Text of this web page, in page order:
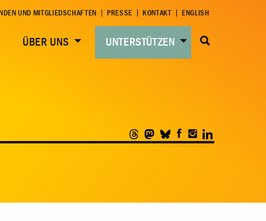
UND MITGLIEDSCHAFTEN PRESSE KONTAKT ENGLISH
ÜBER UNS UNTERSTÜTZEN